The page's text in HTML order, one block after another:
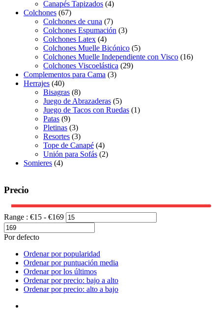
Canapés Tapizados (4)
Colchones (67)
Colchones de cuna (7)
Colchones Espumación (3)
Colchones Latex (4)
Colchones Muelle Bicónico (5)
Colchones Muelle Independiente con Visco (16)
Colchones Viscoelástica (29)
Complementos para Cama (3)
Herrajes (40)
Bisagras (8)
Juego de Abrazaderas (5)
Juego de Tacos con Ruedas (1)
Patas (9)
Pletinas (3)
Resortes (3)
Tope de Canapé (4)
Unión para Sofás (2)
Somieres (4)
Precio
Range : €15 - €169
Por defecto
Ordenar por popularidad
Ordenar por puntuación media
Ordenar por los últimos
Ordenar por precio: bajo a alto
Ordenar por precio: alto a bajo